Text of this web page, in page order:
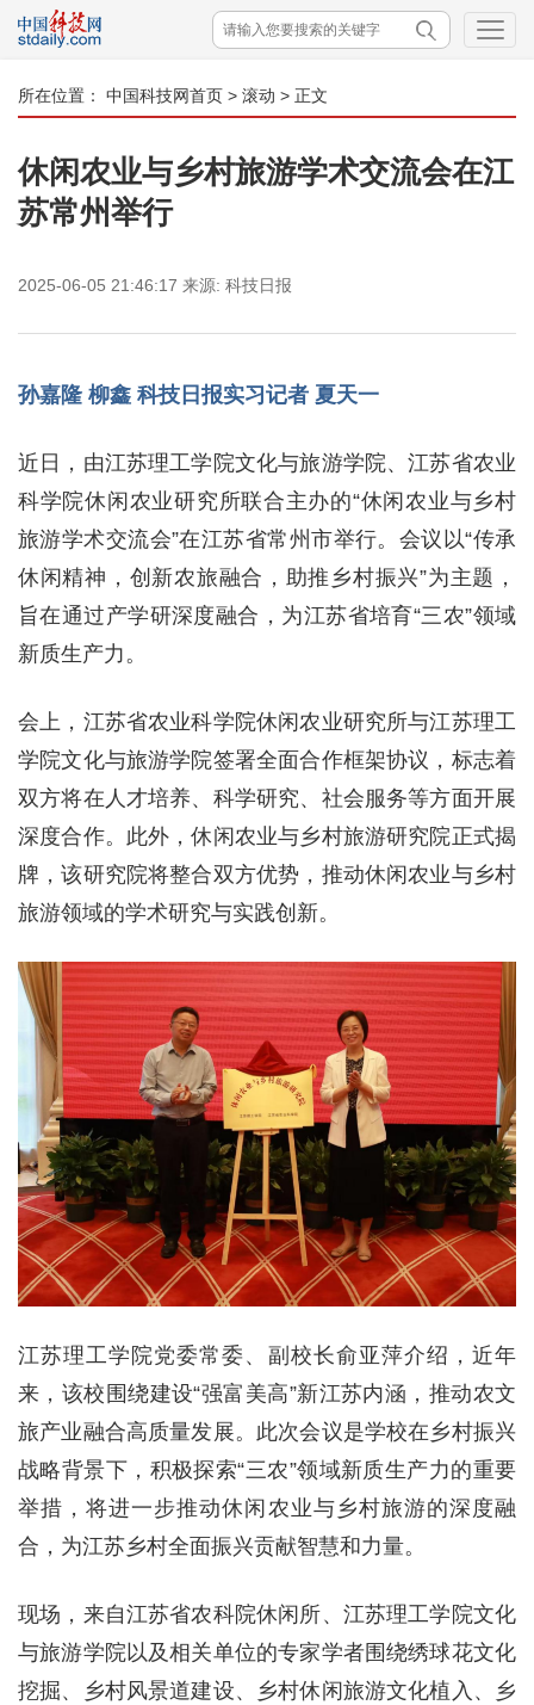
所在位置： 中国科技网首页 > 滚动 > 正文
休闲农业与乡村旅游学术交流会在江
苏常州举行
2025-06-05 21:46:17 来源: 科技日报
孙嘉隆 柳鑫 科技日报实习记者 夏天一
近日，由江苏理工学院文化与旅游学院、江苏省农业
科学院休闲农业研究所联合主办的“休闲农业与乡村
旅游学术交流会”在江苏省常州市举行。会议以“传承
休闲精神，创新农旅融合，助推乡村振兴”为主题，
旨在通过产学研深度融合，为江苏省培育“三农”领域
新质生产力。
会上，江苏省农业科学院休闲农业研究所与江苏理工
学院文化与旅游学院签署全面合作框架协议，标志着
双方将在人才培养、科学研究、社会服务等方面开展
深度合作。此外，休闲农业与乡村旅游研究院正式揭
牌，该研究院将整合双方优势，推动休闲农业与乡村
旅游领域的学术研究与实践创新。
江苏理工学院党委常委、副校长俞亚萍介绍，近年
来，该校围绕建设“强富美高”新江苏内涵，推动农文
旅产业融合高质量发展。此次会议是学校在乡村振兴
战略背景下，积极探索“三农”领域新质生产力的重要
举措，将进一步推动休闲农业与乡村旅游的深度融
合，为江苏乡村全面振兴贡献智慧和力量。
现场，来自江苏省农科院休闲所、江苏理工学院文化
与旅游学院以及相关单位的专家学者围绕绣球花文化
挖掘、乡村风景道建设、乡村休闲旅游文化植入、乡